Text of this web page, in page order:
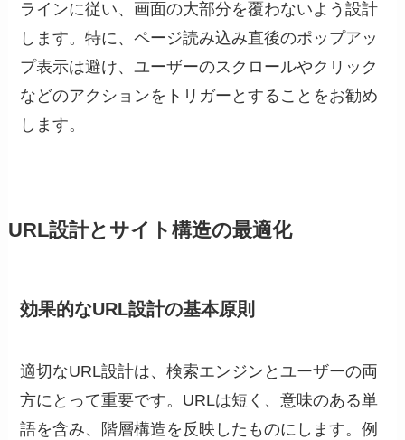
ラインに従い、画面の大部分を覆わないよう設計
します。特に、ページ読み込み直後のポップアッ
プ表示は避け、ユーザーのスクロールやクリック
などのアクションをトリガーとすることをお勧め
します。
URL設計とサイト構造の最適化
効果的なURL設計の基本原則
適切なURL設計は、検索エンジンとユーザーの両
方にとって重要です。URLは短く、意味のある単
語を含み、階層構造を反映したものにします。例